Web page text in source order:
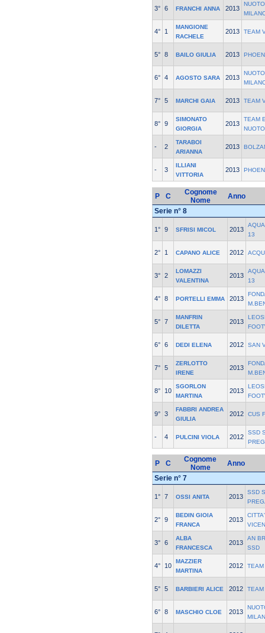
3° 6 FRANCHI ANNA 2013
4° 1
MANGIONE
RACHELE
2013 TEAM
5° 8 BAILO GIULIA 2013
6° 4 AGOSTO SARA 2013
7° 5 MARCHI GAIA 2013 TEAM
8° 9
SIMONATO
GIORGIA
2013
TEAM
- 2
TARABOI
ARIANNA
2013
- 3
ILLIANI
VITTORIA
2013
P C
Cognome
Nome
Anno
Serie n° 8
1° 9 SFRISI MICOL 2013
13
2° 1 CAPANO ALICE 2012
3° 2
LOMAZZI
VALENTINA
2013
13
4° 8 PORTELLI EMMA 2013
5° 7
MANFRIN
DILETTA
2013
6° 6 DEDI ELENA 2012 SAN
7° 5
ZERLOTTO
IRENE
2013
8° 10
SGORLON
MARTINA
2013
9° 3
FABBRI ANDREA
GIULIA
2012 CUS
- 4 PULCINI VIOLA 2012
SSD
P C
Cognome
Nome
Anno
Serie n° 7
1° 7 OSSI ANITA 2013
SSD
2° 9
BEDIN GIOIA
FRANCA
2013
3° 6
ALBA
FRANCESCA
2013
AN
SSD
4° 10
MAZZIER
MARTINA
2012 TEAM
5° 5 BARBIERI ALICE 2012 TEAM
6° 8 MASCHIO CLOE 2013